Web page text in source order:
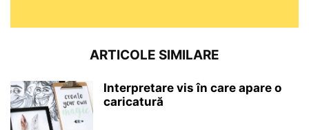
ARTICOLE SIMILARE
Interpretare vis în care apare o
caricatură